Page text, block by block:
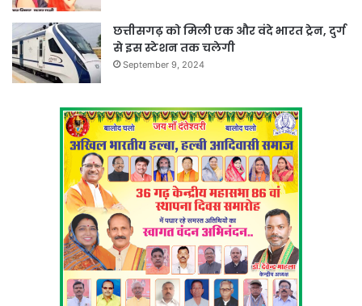
छत्तीसगढ़ को मिली एक और वंदे भारत ट्रेन, दुर्ग
से इस स्टेशन तक चलेगी
September 9, 2024